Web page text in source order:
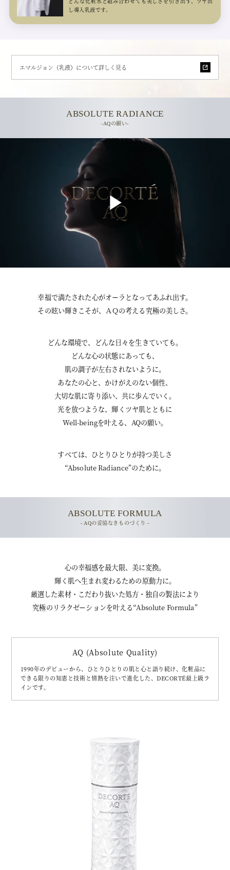
し導入乳液です。
エマルジョン（乳液）について詳しく見る
ABSOLUTE RADIANCE
-AQの願い-
P
y
V
i
d
e
o
幸福で満たされた心がオーラとなってあふれ出す。
その眩い輝きこそが、ＡＱの考える究極の美しさ。
どんな環境で、どんな日々を生きていても。
どんな心の状態にあっても、
肌の調子が左右されないように。
あなたの心と、かけがえのない個性、
大切な肌に寄り添い、共に歩んでいく。
光を放つような、輝くツヤ肌とともに
Well-beingを叶える、AQの願い。
すべては、ひとりひとりが持つ美しさ
“Absolute Radiance”のために。
ABSOLUTE FORMULA
- AQの妥協なきものづくり -
心の幸福感を最大限、美に変換。
輝く肌へ生まれ変わるための原動力に。
厳選した素材・こだわり抜いた処方・独自の製法により
究極のリラクゼーションを叶える“Absolute Formula”
AQ (Absolute Quality)
1990年のデビューから、ひとりひとりの肌と心と語り続け、化粧品に
できる限りの知恵と技術と情熱を注いで進化した、DECORTÉ最上級ラ
インです。